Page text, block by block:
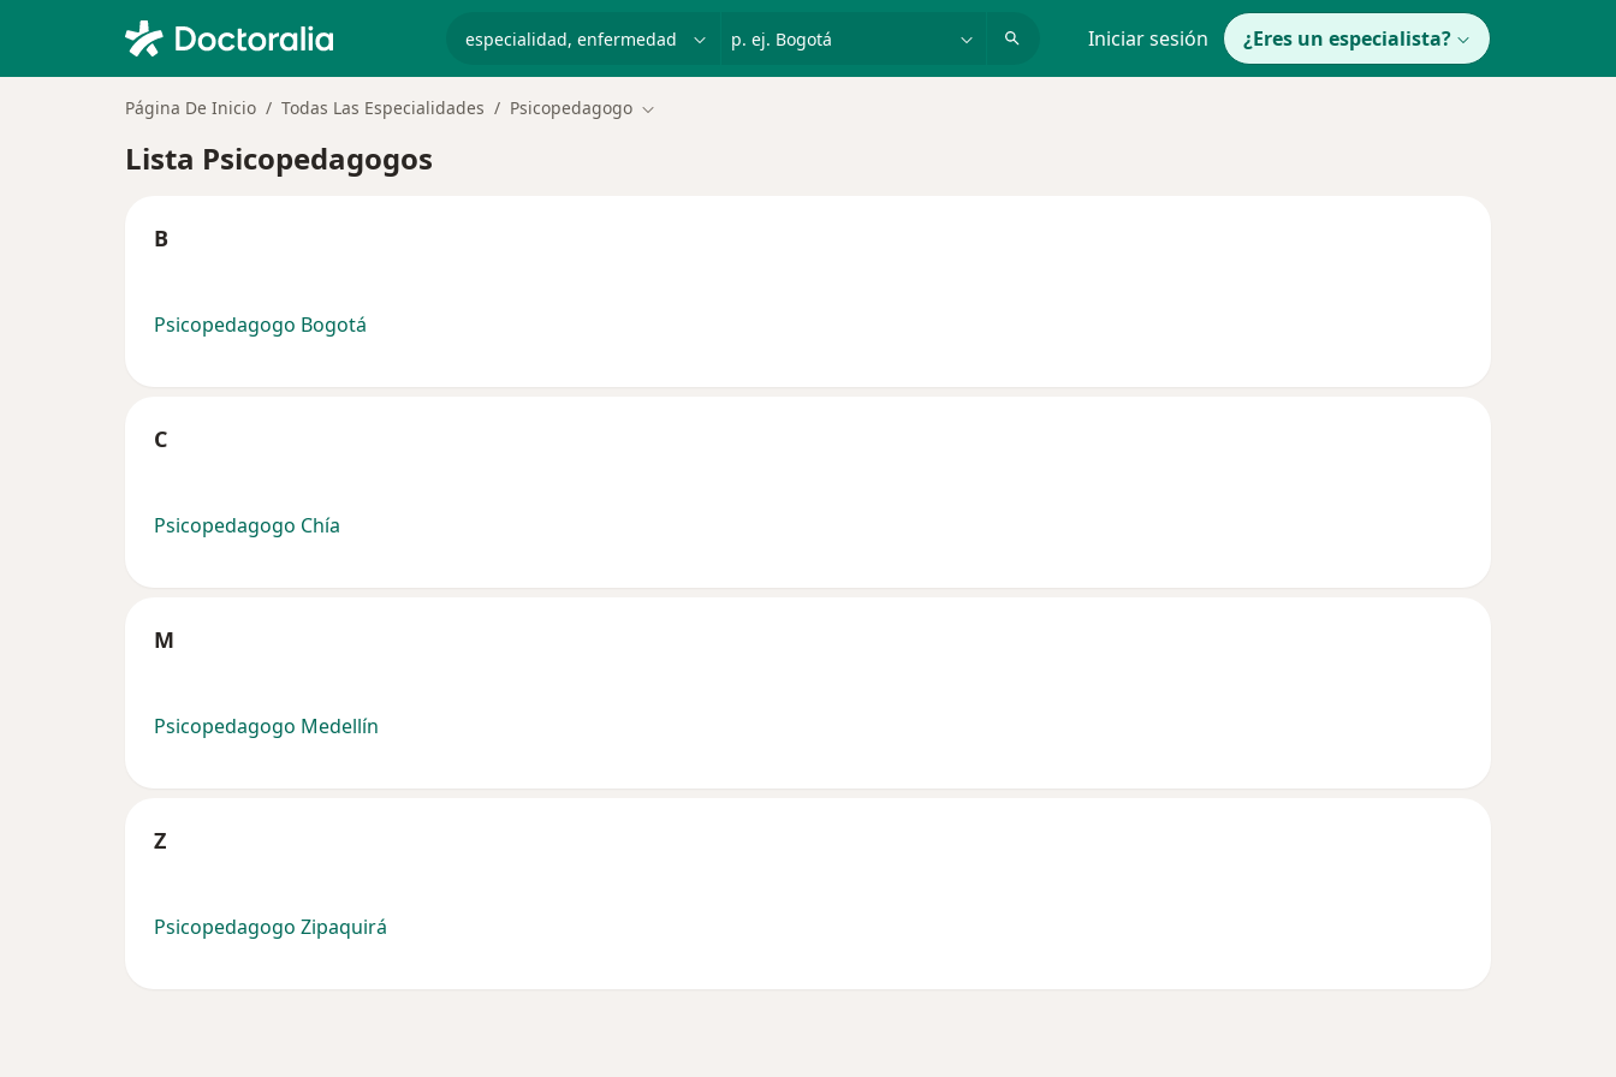
p. ej. Bogotá Iniciar sesión ¿Eres un especialista?
Página De Inicio Todas Las Especialidades Psicopedagogo Cambiar de ciudad
Lista Psicopedagogos
B
Psicopedagogo Bogotá
C
Psicopedagogo Chía
M
Psicopedagogo Medellín
Z
Psicopedagogo Zipaquirá